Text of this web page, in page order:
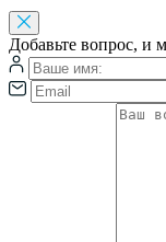
Добавьте вопрос, и